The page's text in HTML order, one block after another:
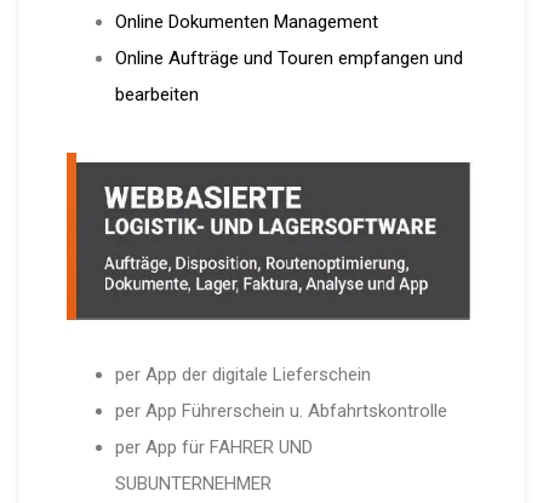
Online Dokumenten Management
Online Aufträge und Touren empfangen und
bearbeiten
per App der digitale Lieferschein
per App Führerschein u. Abfahrtskontrolle
per App für FAHRER UND
SUBUNTERNEHMER